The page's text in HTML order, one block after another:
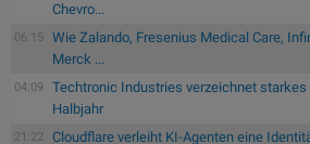
Chevro...
06:15
Wie Zalando, Fresenius Medical Care,
Merck ...
04:09
Techtronic Industries verzeichnet starkes
Halbjahr
21:22 Cloudflare verleiht KI-Agenten eine